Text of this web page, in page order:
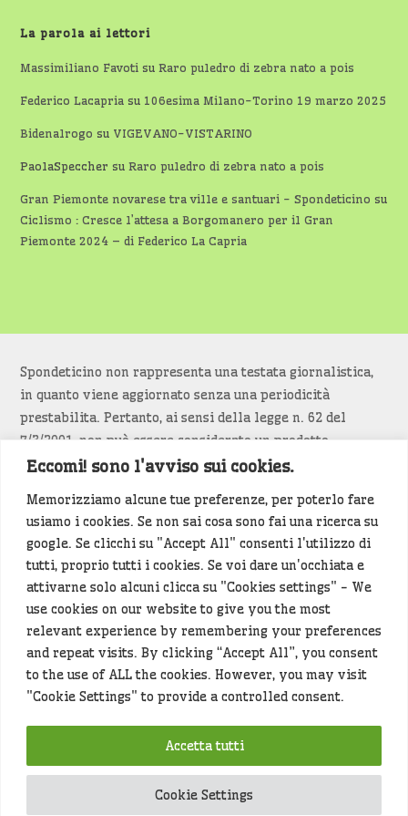
Eccomi! sono l'avviso sui cookies.
Memorizziamo alcune tue preferenze, per poterlo fare
usiamo i cookies. Se non sai cosa sono fai una ricerca su
google. Se clicchi su "Accept All" consenti l'utilizzo di
tutti, proprio tutti i cookies. Se voi dare un'occhiata e
attivarne solo alcuni clicca su "Cookies settings" - We
use cookies on our website to give you the most
relevant experience by remembering your preferences
and repeat visits. By clicking “Accept All”, you consent
to the use of ALL the cookies. However, you may visit
"Cookie Settings" to provide a controlled consent.
Cookie Settings
Accetta tutti
La parola ai lettori
Massimiliano Favoti suRaro puledro di zebra nato a pois
Federico Lacapria su 106esima Milano-Torino 19 marzo 2025
Bidenalrogo su VIGEVANO-VISTARINO
PaolaSpeccher suRaro puledro di zebra nato a pois
Gran Piemonte novarese tra ville e santuari - Spondeticino su
Ciclismo : Cresce l’attesa a Borgomanero per il Gran
Piemonte 2024 – di Federico La Capria
Spondeticino non rappresenta una testata giornalistica,
in quanto viene aggiornato senza una periodicità
prestabilita. Pertanto, ai sensi della legge n. 62 del
7/3/2001, non può essere considerato un prodotto
editoriale.
Siamo attenti a non violare copyright e diritti
d’immagine. Se un contenuto è di tua proprietà e vuoi
richiederne la rimozionediccelo(<- clicca per inviarci un
messaggio).
Alcuni articoli sono generati in bozza rielaborando, con
l'intelligenza artificiale generativa, contenuti
provenienti da fonti istituzionali e altri siti di interesse
locale. Prima della pubblicazioni l'articolo viene
controllato dalla redazione.
Hey che fine fanno i miei dati (privacy policy)